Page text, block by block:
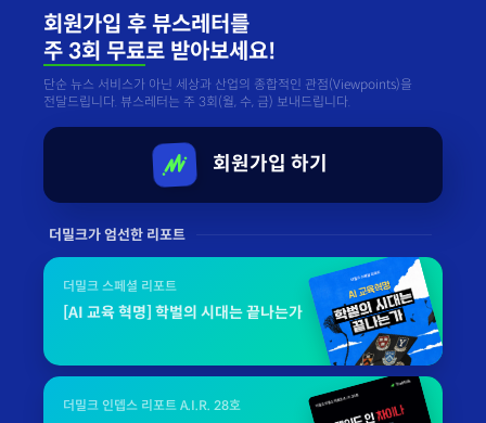
회원가입 후 뷰스레터를
주 3회 무료로 받아보세요!
단순 뉴스 서비스가 아닌 세상과 산업의 종합적인 관점(Viewpoints)을
전달드립니다. 뷰스레터는 주 3회(월, 수, 금) 보내드립니다.
회원가입 하기
더밀크가 엄선한 리포트
더밀크 스페셜 리포트
[AI 교육 혁명] 학벌의 시대는 끝나는가
더밀크 인뎁스 리포트 A.I.R. 28호